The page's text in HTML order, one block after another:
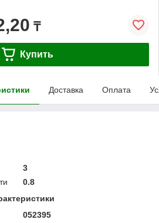
₸
Купить
Доставка Оплата
3
0.8
052395